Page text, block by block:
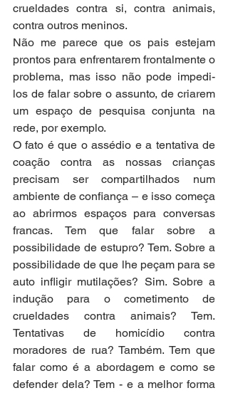
crueldades contra si, contra animais,
contra outros meninos.
Não me parece que os pais estejam
prontos para enfrentarem frontalmente o
problema, mas isso não pode impedi-
los de falar sobre o assunto, de criarem
um espaço de pesquisa conjunta na
rede, por exemplo.
O fato é que o assédio e a tentativa de
coação contra as nossas crianças
precisam ser compartilhados num
ambiente de confiança – e isso começa
ao abrirmos espaços para conversas
francas. Tem que falar sobre a
possibilidade de estupro? Tem. Sobre a
possibilidade de que lhe peçam para se
auto infligir mutilações? Sim. Sobre a
indução para o cometimento de
crueldades contra animais? Tem.
Tentativas de homicídio contra
moradores de rua? Também. Tem que
falar como é a abordagem e como se
defender dela? Tem - e a melhor forma